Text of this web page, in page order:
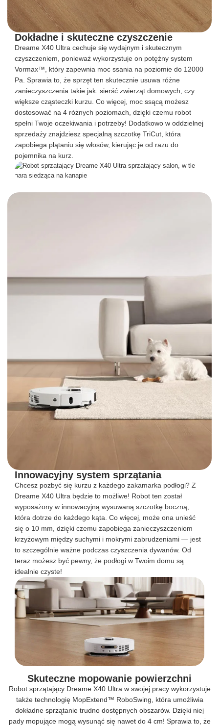
Dokładne i skuteczne czyszczenie
Dreame X40 Ultra cechuje się wydajnym i skutecznym
czyszczeniem, ponieważ wykorzystuje on potężny system
Vormax™, który zapewnia moc ssania na poziomie do 12000
Pa. Sprawia to, że sprzęt ten skutecznie usuwa różne
zanieczyszczenia takie jak: sierść zwierząt domowych, czy
większe cząsteczki kurzu. Co więcej, moc ssącą możesz
dostosować na 4 różnych poziomach, dzięki czemu robot
spełni Twoje oczekiwania i potrzeby! Dodatkowo w oddzielnej
sprzedaży znajdziesz specjalną szczotkę TriCut, która
zapobiega plątaniu się włosów, kierując je od razu do
pojemnika na kurz.
Innowacyjny system sprzątania
Chcesz pozbyć się kurzu z każdego zakamarka podłogi? Z
Dreame X40 Ultra będzie to możliwe! Robot ten został
wyposażony w innowacyjną wysuwaną szczotkę boczną,
która dotrze do każdego kąta. Co więcej, może ona unieść
się o 10 mm, dzięki czemu zapobiega zanieczyszczeniom
krzyżowym między suchymi i mokrymi zabrudzeniami — jest
to szczególnie ważne podczas czyszczenia dywanów. Od
teraz możesz być pewny, że podłogi w Twoim domu są
idealnie czyste!
Skuteczne mopowanie powierzchni
Robot sprzątający Dreame X40 Ultra w swojej pracy wykorzystuje
także technologię MopExtend™ RoboSwing, która umożliwia
dokładne sprzątanie trudno dostępnych obszarów. Dzięki niej
pady mopujące mogą wysunąć się nawet do 4 cm! Sprawia to, że